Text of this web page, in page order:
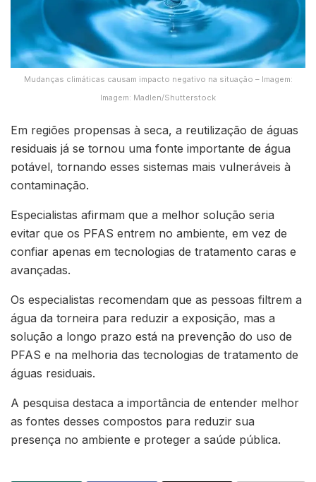
Mudanças climáticas causam impacto negativo na situação – Imagem:
Imagem: Madlen/Shutterstock
Em regiões propensas à seca, a reutilização de águas
residuais já se tornou uma fonte importante de água
potável, tornando esses sistemas mais vulneráveis à
contaminação.
Especialistas afirmam que a melhor solução seria
evitar que os PFAS entrem no ambiente, em vez de
confiar apenas em tecnologias de tratamento caras e
avançadas.
Os especialistas recomendam que as pessoas filtrem a
água da torneira para reduzir a exposição, mas a
solução a longo prazo está na prevenção do uso de
PFAS e na melhoria das tecnologias de tratamento de
águas residuais.
A pesquisa destaca a importância de entender melhor
as fontes desses compostos para reduzir sua
presença no ambiente e proteger a saúde pública.